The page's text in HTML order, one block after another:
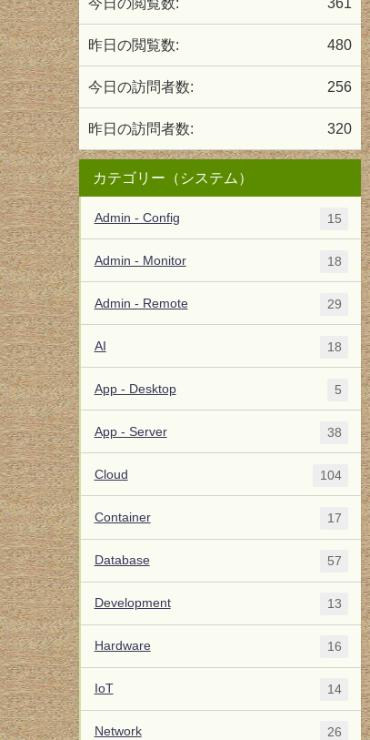
361
今日の閲覧数:
480
昨日の閲覧数:
256
今日の訪問者数:
320
昨日の訪問者数:
カテゴリー（システム）
Admin - Config 15
Admin - Monitor 18
Admin - Remote 29
AI 18
App - Desktop 5
App - Server 38
Cloud 104
Container 17
Database 57
Development 13
Hardware 16
IoT 14
Network 26